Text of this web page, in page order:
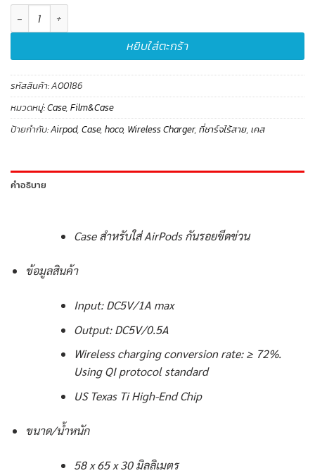
จำนวน เคส Airpod Wireless Charging CW22(Black)-Hoco ชิ้น
หยิบใส่ตะกร้า
รหัสสินค้า:A00186
หมวดหมู่:Case, Film&Case
ป้ายกำกับ:Airpod, Case, hoco, Wireless Charger, ที่ชาร์จไร้สาย, เคส
คำอธิบาย
Case สำหรับใส่ AirPods กันรอยขีดข่วน
ข้อมูลสินค้า
Input: DC5V/1A max
Output: DC5V/0.5A
Wireless charging conversion rate: ≥ 72%.
Using QI protocol standard
US Texas Ti High-End Chip
ขนาด/น้ำหนัก
58 x 65 x 30 มิลลิเมตร